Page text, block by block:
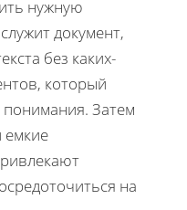
нужную
документ,
без каких-
который
понимания. Затем
емкие
на